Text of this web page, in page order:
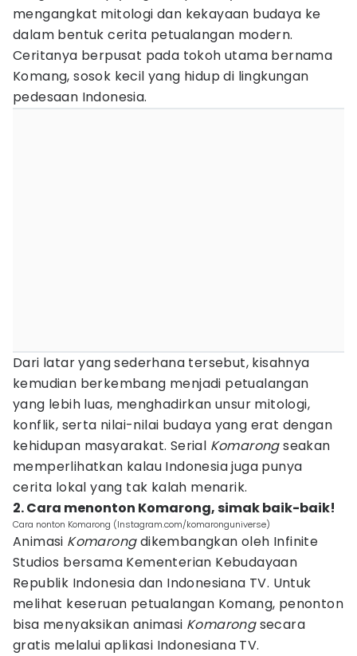
mengangkat mitologi dan kekayaan budaya ke
dalam bentuk cerita petualangan modern.
Ceritanya berpusat pada tokoh utama bernama
Komang, sosok kecil yang hidup di lingkungan
pedesaan Indonesia.
Dari latar yang sederhana tersebut, kisahnya
kemudian berkembang menjadi petualangan
yang lebih luas, menghadirkan unsur mitologi,
konflik, serta nilai-nilai budaya yang erat dengan
kehidupan masyarakat. Serial Komarongseakan
memperlihatkan kalau Indonesia juga punya
cerita lokal yang tak kalah menarik.
2. Cara menonton Komarong, simak baik-baik!
Cara nonton Komarong (Instagram.com/komaronguniverse)
Animasi Komarongdikembangkan oleh Infinite
Studios bersama Kementerian Kebudayaan
Republik Indonesia dan Indonesiana TV. Untuk
melihat keseruan petualangan Komang, penonton
bisa menyaksikan animasi Komarongsecara
gratis melalui aplikasi Indonesiana TV.